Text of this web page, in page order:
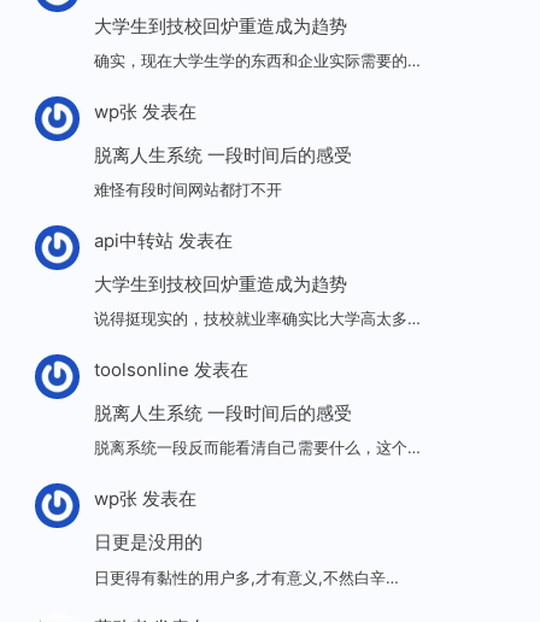
大学生到技校回炉重造成为趋势
确实，现在大学生学的东西和企业实际需要的…
wp张发表在
脱离人生系统 一段时间后的感受
难怪有段时间网站都打不开
api中转站发表在
大学生到技校回炉重造成为趋势
说得挺现实的，技校就业率确实比大学高太多…
toolsonline 发表在
脱离人生系统 一段时间后的感受
脱离系统一段反而能看清自己需要什么，这个…
wp张发表在
日更是没用的
日更得有黏性的用户多,才有意义,不然白辛…